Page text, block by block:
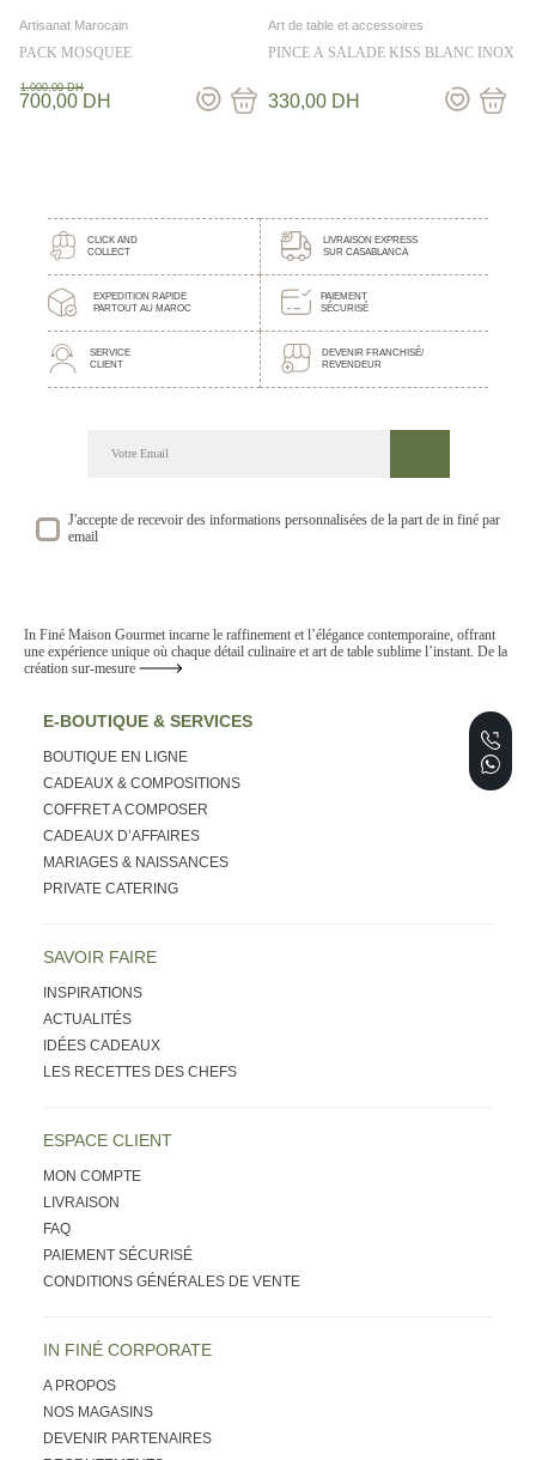
Artisanat Marocain
PACK MOSQUEE
700,00 DH
1.000,00DH
Art de table et accessoires
PINCE A SALADE KISS BLANC INOX
330,00 DH
CLICK AND
COLLECT
LIVRAISON EXPRESS
SUR CASABLANCA
EXPEDITION RAPIDE
PARTOUT AU MAROC
PAIEMENT
SÉCURISÉ
SERVICE
CLIENT
DEVENIR FRANCHISÉ/
REVENDEUR
DECOUVREZ NOTRE NEWSLETTER GOURMANDE
SUIVEZ NOS ACTUALITE ET EVENEMENTS
J'accepte de recevoir des informations personnalisées de la part de in finé par
email
In Finé Maison Gourmet incarne le raffinement et l’élégance contemporaine, offrant
une expérience unique où chaque détail culinaire et art de table sublime l’instant. De la
création sur-mesure
E-BOUTIQUE & SERVICES
BOUTIQUE EN LIGNE
CADEAUX & COMPOSITIONS
COFFRET A COMPOSER
CADEAUX D’AFFAIRES
MARIAGES & NAISSANCES
PRIVATE CATERING
SAVOIR FAIRE
INSPIRATIONS
ACTUALITÉS
IDÉES CADEAUX
LES RECETTES DES CHEFS
ESPACE CLIENT
MON COMPTE
LIVRAISON
FAQ
PAIEMENT SÉCURISÉ
CONDITIONS GÉNÉRALES DE VENTE
IN FINÉ CORPORATE
A PROPOS
NOS MAGASINS
DEVENIR PARTENAIRES